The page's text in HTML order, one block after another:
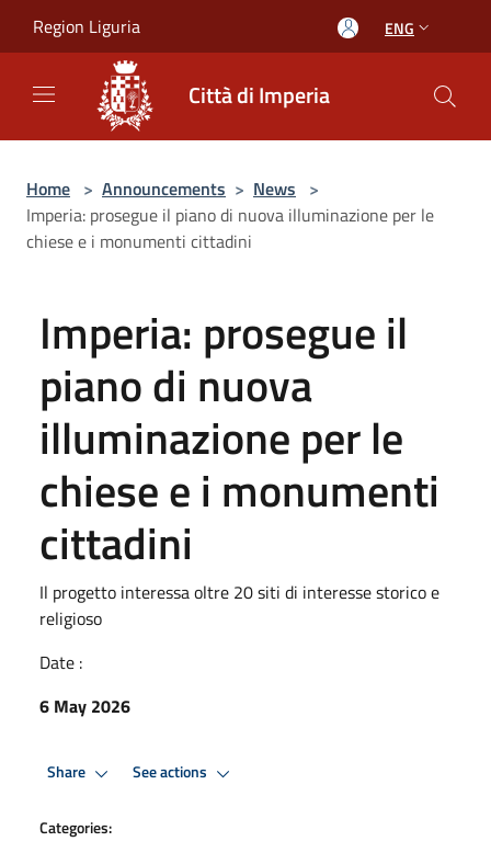
Region Liguria ENG
Città di Imperia
Home > Announcements > News >
Imperia: prosegue il piano di nuova illuminazione per le
chiese e i monumenti cittadini
Imperia: prosegue il
piano di nuova
illuminazione per le
chiese e i monumenti
cittadini
Il progetto interessa oltre 20 siti di interesse storico e
religioso
Date :
6 May 2026
Share See actions
Categories: